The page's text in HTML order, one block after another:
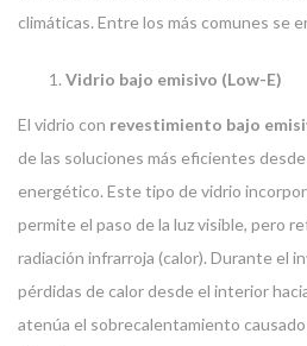
climáticas. Entre los más comunes se
Vidrio bajo emisivo (Low-E)
El vidrio con revestimiento bajo
de las soluciones más eficientes
energético. Este tipo de vidrio
permite el paso de la luz visible, pero
radiación infrarroja (calor). Durante el
pérdidas de calor desde el interior
atenúa el sobrecalentamiento